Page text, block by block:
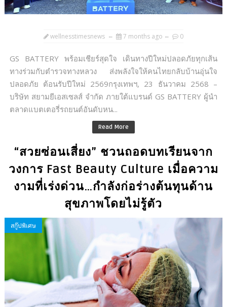
wellnesstimesnews 7 months ago 0
GS BATTERY พร้อมเชียร์สุดใจ เดินทางปีใหม่ปลอดภัยทุกเส้น
ทางร่วมกับตำรวจทางหลวง ส่งพลังใจให้คนไทยกลับบ้านอุ่นใจ
ปลอดภัย ต้อนรับปีใหม่ 2569กรุงเทพฯ, 23 ธันวาคม 2568 –
บริษัท สยามยีเอสเซลส์ จำกัด ภายใต้แบรนด์ GS BATTERY ผู้นำ
ตลาดแบตเตอรี่รถยนต์อันดับหน...
Read More
“สวยซ่อนเสี่ยง” ชวนถอดบทเรียนจาก
วงการ Fast Beauty Culture เมื่อความ
งามที่เร่งด่วน…กำลังก่อร่างต้นทุนด้าน
สุขภาพโดยไม่รู้ตัว
สกู๊ปพิเศษ